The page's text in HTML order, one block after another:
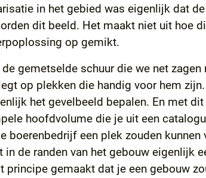
in het gebied was eigenlijk dat
dit beeld. Het maakt niet uit hoe
op gemikt.
gemetselde schuur die we net
op plekken die handig voor hem
het gevelbeeld bepalen. En met
hoofdvolume die je uit een
een plek zouden kunnen
de randen van het gebouw eigenlijk
gemaakt dat je een gebouw